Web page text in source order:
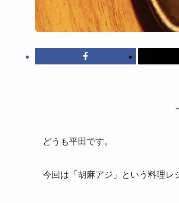
どうも平田です。
今回は「胡麻アジ」という料理レ